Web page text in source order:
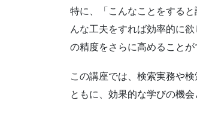
特に、「こんなことをする
んな工夫をすれば効率的に
の精度をさらに高めることが
この講座では、検索実務や
ともに、効果的な学びの機